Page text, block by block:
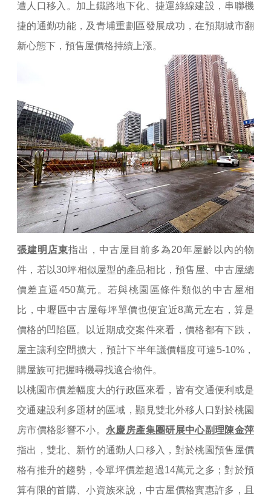
遭人口移入。加上鐵路地下化、捷運綠線建設，串聯機
捷的通勤功能，及青埔重劃區發展成功，在預期城市翻
新心態下，預售屋價格持續上漲。
張建明店東指出，中古屋目前多為20年屋齡以內的物
件，若以30坪相似屋型的產品相比，預售屋、中古屋總
價差直逼450萬元。若與桃園區條件類似的中古屋相
比，中壢區中古屋每坪單價也便宜近8萬元左右，算是
價格的凹陷區。以近期成交案件來看，價格都有下跌，
屋主讓利空間擴大，預計下半年議價幅度可達5-10%，
購屋族可把握時機尋找適合物件。
以桃園市價差幅度大的行政區來看，皆有交通便利或是
交通建設利多題材的區域，顯見雙北外移人口對於桃園
房市價格影響不小。 永慶房產集團研展中心副理陳金萍
指出，雙北、新竹的通勤人口移入，對於桃園預售屋價
格有推升的趨勢，令單坪價差超過14萬元之多；對於預
算有限的首購、小資族來說，中古屋價格實惠許多，且